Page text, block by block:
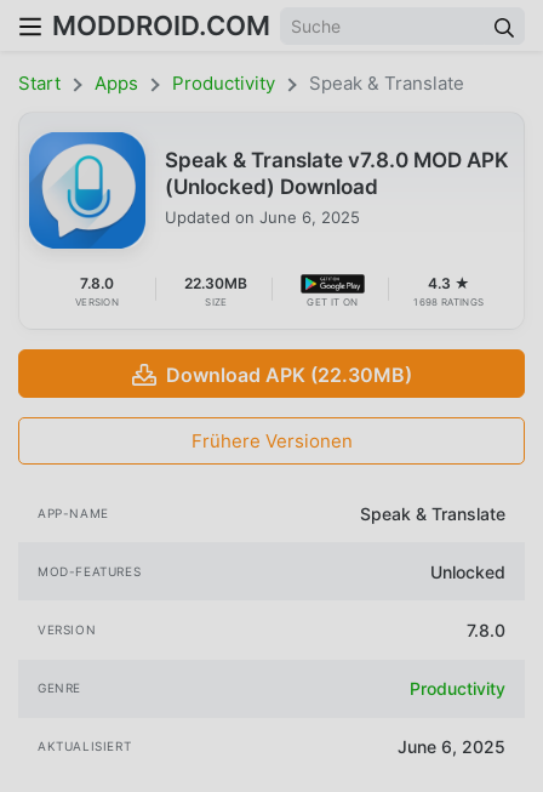
MODDROID.COM
Start Apps Productivity Speak & Translate
Speak & Translate v7.8.0 MOD APK
(Unlocked) Download
Updated on June 6, 2025
7.8.0
VERSION
22.30MB
SIZE GET IT ON
4.3 ★
1698 RATINGS
Download APK (22.30MB)
Frühere Versionen
APP-NAME Speak & Translate
MOD-FEATURES Unlocked
VERSION 7.8.0
GENRE Productivity
AKTUALISIERT June 6, 2025